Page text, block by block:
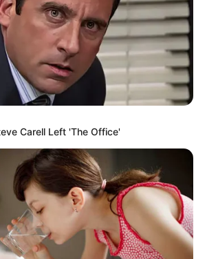
ΑΚΟΛΟΥΘΉΣΤΕ
Carell Left 'The Office'